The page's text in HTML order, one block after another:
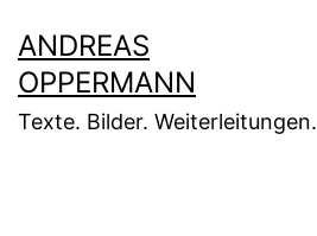
Inhalt
springen
ANDREAS
OPPERMANN
Texte. Bilder. Weiterleitungen.